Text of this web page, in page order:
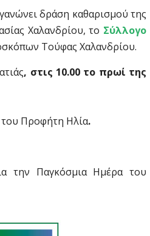
δράση καθαρισμού της
Χαλανδρίου, το Σύλλογο
Τούφας Χαλανδρίου.
, στις 10.00 το πρωί της
του Προφήτη Ηλία.
την Παγκόσμια Ημέρα του